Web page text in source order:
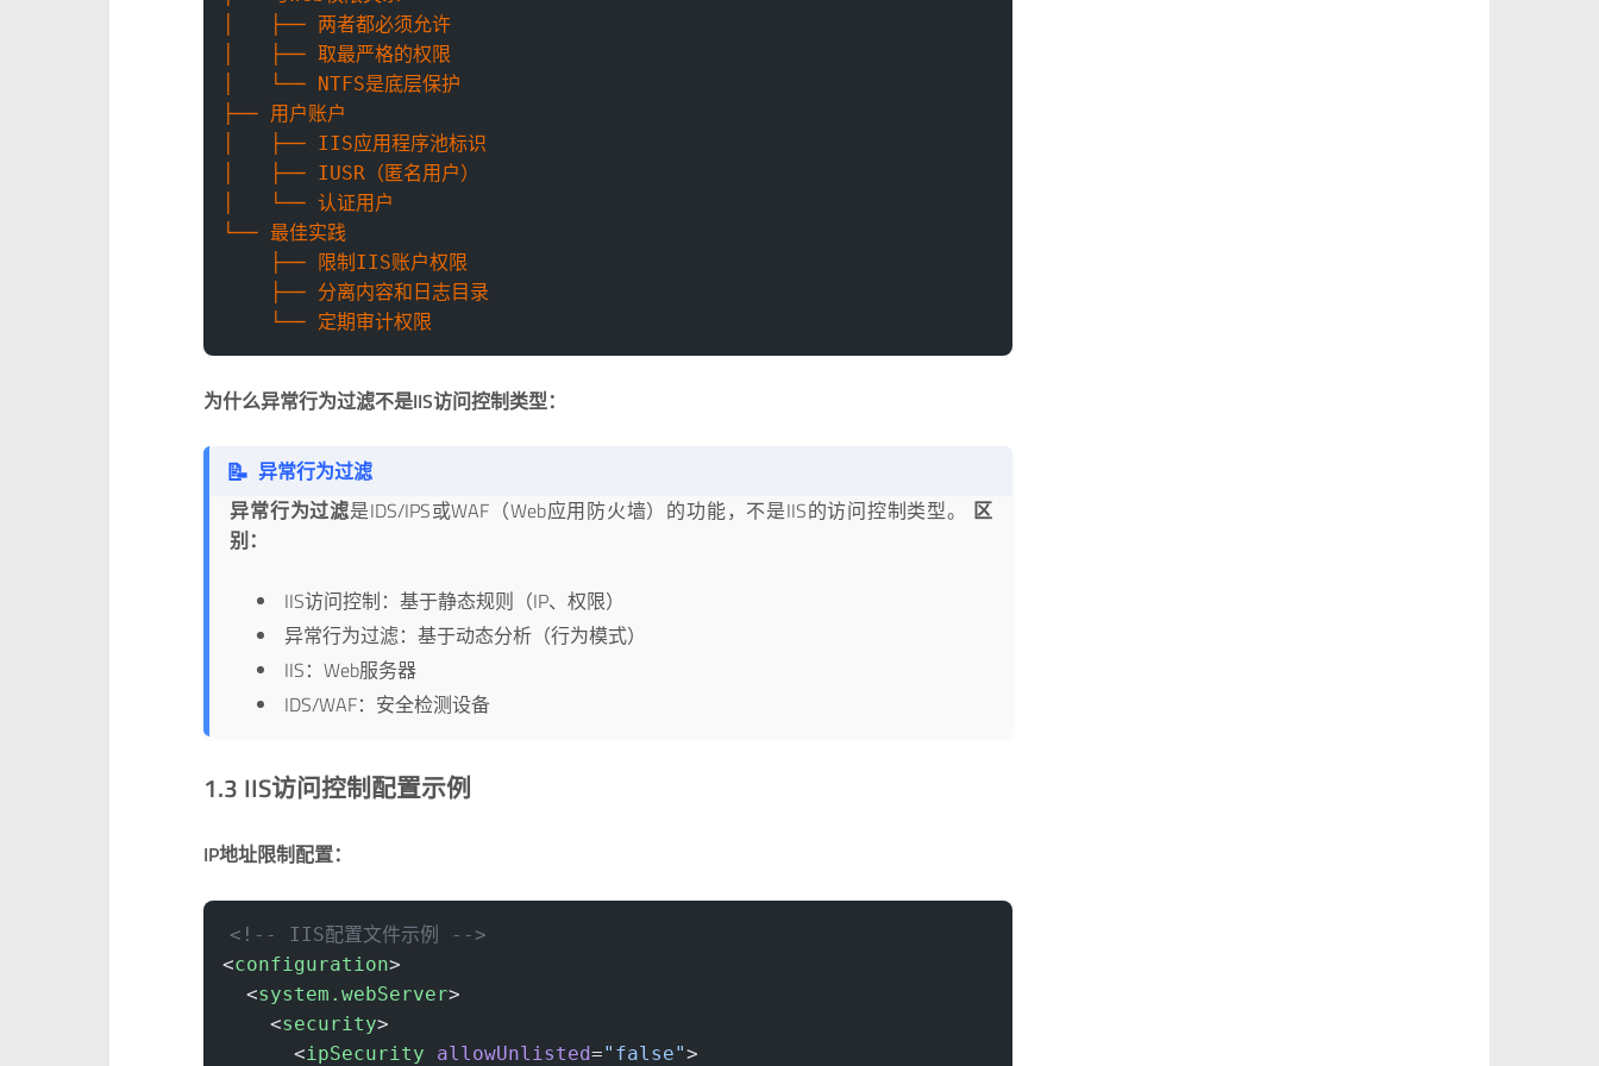
│   ├── 两者都必须允许
│   ├── 取最严格的权限
│   └── NTFS是底层保护
├── 用户账户
│   ├── IIS应用程序池标识
│   ├── IUSR（匿名用户）
│   └── 认证用户
└── 最佳实践
    ├── 限制IIS账户权限
    ├── 分离内容和日志目录
    └── 定期审计权限
为什么异常行为过滤不是IIS访问控制类型：
📝 异常行为过滤
异常行为过滤是IDS/IPS或WAF（Web应用防火墙）的功能，不是IIS的访问控制类型。 区
别：
IIS访问控制：基于静态规则（IP、权限）
异常行为过滤：基于动态分析（行为模式）
IIS：Web服务器
IDS/WAF：安全检测设备
1.3 IIS访问控制配置示例
IP地址限制配置：
<!-- IIS配置文件示例 -->
<configuration>
  <
system.webServer>
    <
security>
      <
ipSecurity allowUnlisted="false">